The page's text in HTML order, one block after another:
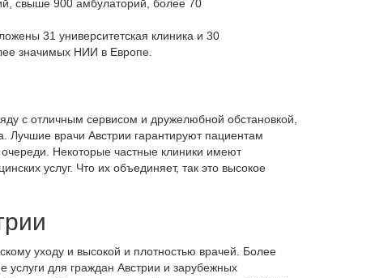
свыше 900 амбулаторий, более 70
31 университетская клиника и 30
значимых НИИ в Европе.
с отличным сервисом и дружелюбной обстановкой,
врачи Австрии гарантируют пациентам
Некоторые частные клиники имеют
услуг. Что их объединяет, так это высокое
уходу и высокой и плотностью врачей. Более
услуги для граждан Австрии и зарубежных